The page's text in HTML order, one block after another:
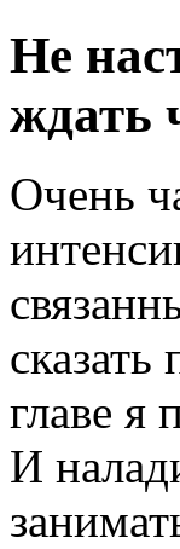
Не
ждать
Очень
главе я
И